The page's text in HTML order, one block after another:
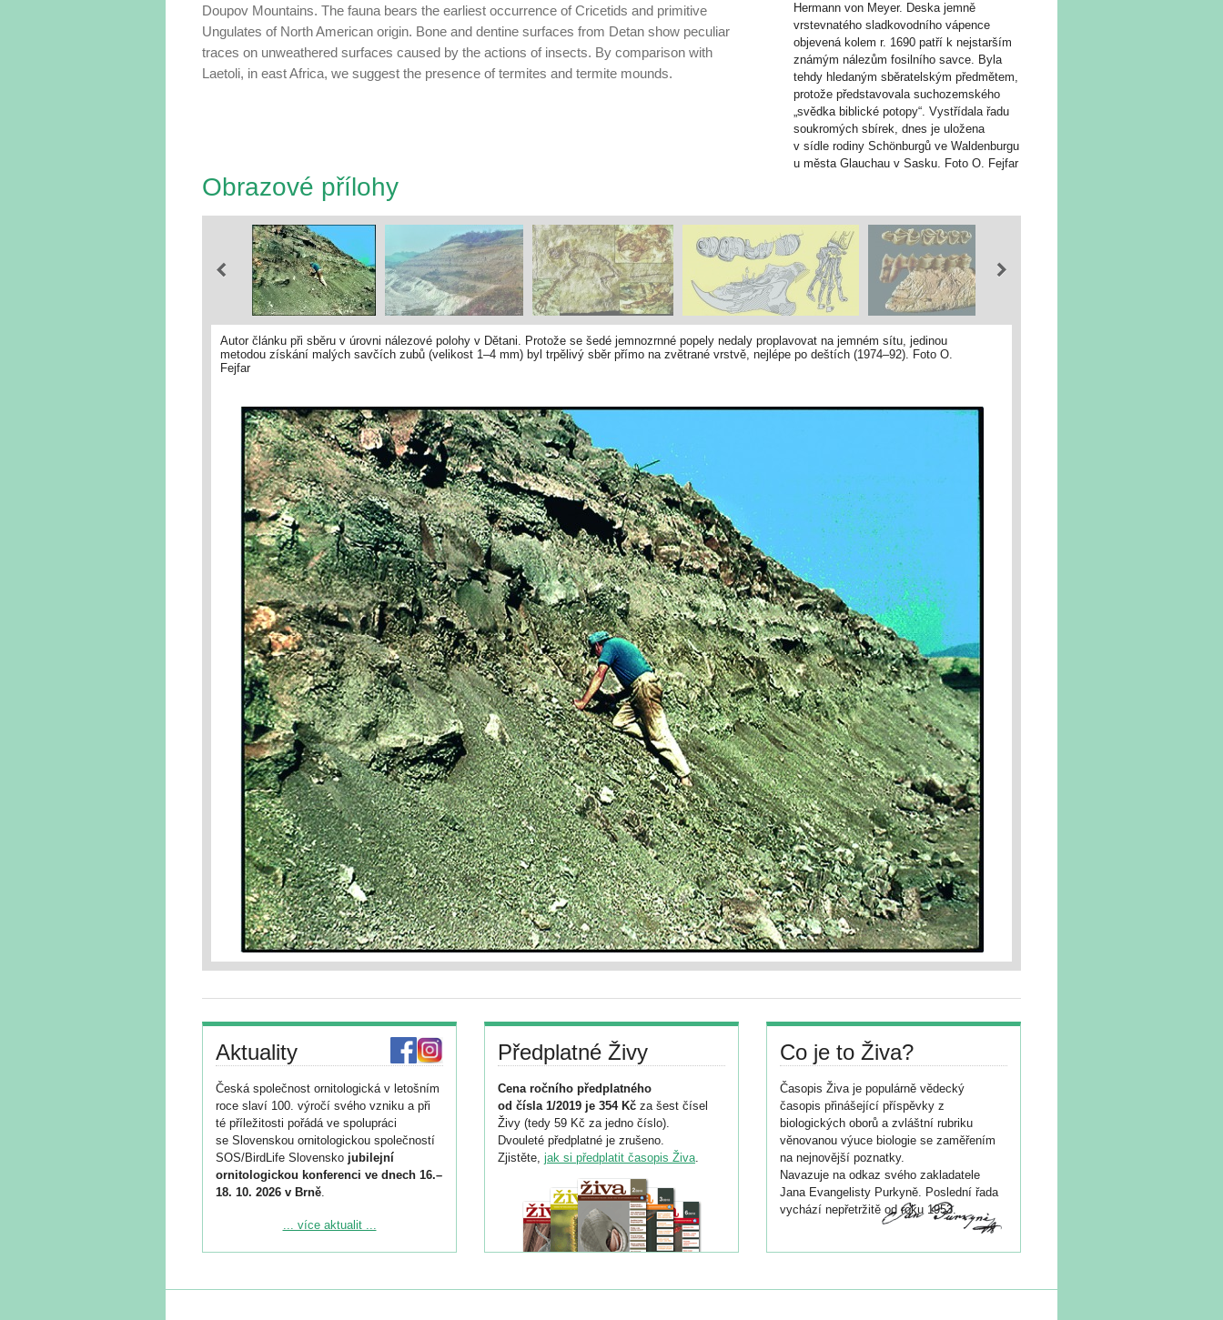
Doupov Mountains. The fauna bears the earliest occurrence of Cricetids and primitive
Ungulates of North American origin. Bone and dentine surfaces from De­tan show peculiar
traces on unweathered surfaces caused by the actions of insects. By comparison with
Laetoli, in east Africa, we suggest the presence of termites and termite mounds.
Hermann von Meyer. Deska jemně
vrstevnatého sladkovodního vápence
objevená kolem r. 1690 patří k nejstarším
známým nálezům fosilního savce. Byla
tehdy hledaným sběratelským předmětem,
protože představovala suchozemského
„svědka biblické potopy“. Vystřídala řadu
soukromých sbírek, dnes je uložena
v sídle rodiny Schönburgů ve Waldenburgu
u města Glauchau v Sasku. Foto O. Fejfar
Obrazové přílohy
Autor článku při sběru v úrovni nálezové polohy v Dětani. Protože se šedé jemnozrnné popely nedaly proplavovat na jemném sítu, jedinou
metodou získání malých savčích zubů (velikost 1–4 mm) byl trpělivý sběr přímo na zvětrané vrstvě, nejlépe po deštích (1974–92). Foto O.
Fejfar
Aktuality
Česká společnost ornitologická v letošním
roce slaví 100. výročí svého vzniku a při
té příležitosti pořádá ve spolupráci
se Slovenskou ornitologickou společností
SOS/BirdLife Slovensko jubilejní
ornitologickou konferenci ve dnech 16.–
18. 10. 2026 v Brně.
Podrobnější informace ke konferenci
Registrovat se můžete do 6. září.
... více aktualit ...
Předplatné Živy
Cena ročního předplatného
od čísla 1/2019 je 354 Kč za šest čísel
Živy (tedy 59 Kč za jedno číslo).
Dvouleté předplatné je zrušeno.
Zjistěte, jak si předplatit časopis Živa.
Co je to Živa?
Časopis Živa je populárně vědecký
časopis přinášející příspěvky z
biologických oborů a zvláštní rubriku
věnovanou výuce biologie se zaměřením
na nejnovější poznatky.
Navazuje na odkaz svého zakladatele
Jana Evangelisty Purkyně. Poslední řada
vychází nepřetržitě od roku 1953.